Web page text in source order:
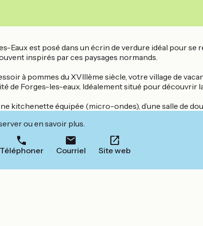
Eaux est posé dans un écrin de verdure idéal pour se
inspirés par ces paysages normands.
à pommes du XVIIIème siècle, votre village de
de Forges-les-eaux. Idéalement situé pour découvrir
kitchenette équipée (micro-ondes), d’une salle de
ou en savoir plus.
Téléphoner Courriel Site web